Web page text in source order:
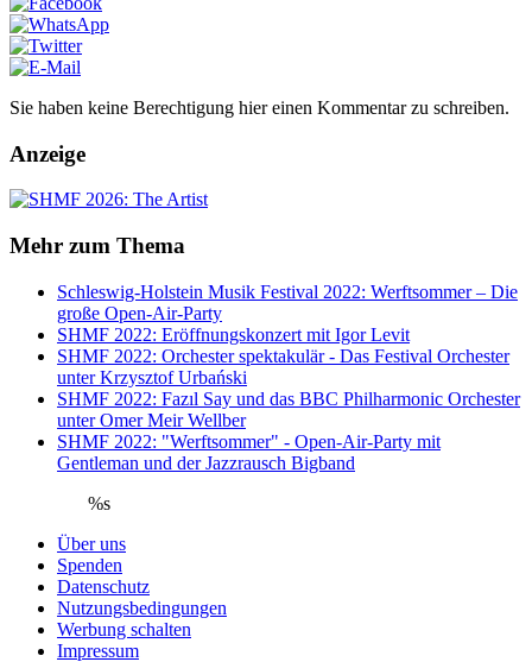
Sie haben keine Berechtigung hier einen Kommentar zu schreiben.
Anzeige
Mehr zum Thema
Schleswig-Holstein Musik Festival 2022: Werftsommer – Die
große Open-Air-Party
SHMF 2022: Eröffnungskonzert mit Igor Levit
SHMF 2022: Orchester spektakulär - Das Festival Orchester
unter Krzysztof Urbański
SHMF 2022: Fazıl Say und das BBC Philharmonic Orchester
unter Omer Meir Wellber
SHMF 2022: "Werftsommer" - Open-Air-Party mit
Gentleman und der Jazzrausch Bigband
%s
Über uns
Spenden
Datenschutz
Nutzungsbedingungen
Werbung schalten
Impressum